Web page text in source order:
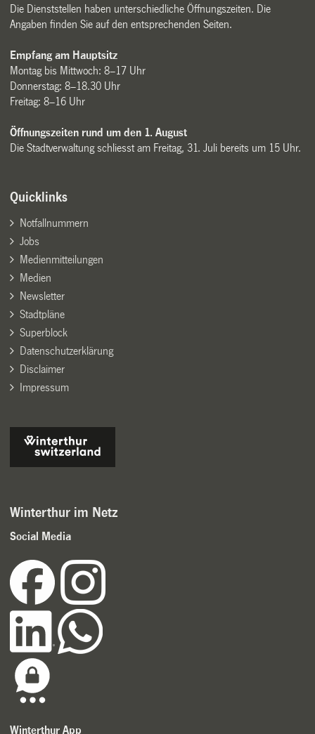
Die Dienststellen haben unterschiedliche Öffnungszeiten. Die
Angaben finden Sie auf den entsprechenden Seiten.
Empfang am Hauptsitz
Montag bis Mittwoch: 8–17 Uhr
Donnerstag: 8–18.30 Uhr
Freitag: 8–16 Uhr
Öffnungszeiten rund um den 1. August
Die Stadtverwaltung schliesst am Freitag, 31. Juli bereits um 15 Uhr.
Quicklinks
Notfallnummern
Jobs
Medienmitteilungen
Medien
Newsletter
Stadtpläne
Superblock
Datenschutzerklärung
Disclaimer
Impressum
Winterthur im Netz
Social Media
Winterthur App